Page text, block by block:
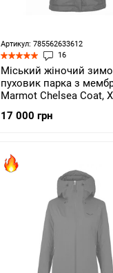
Артикул: 785562633612
16
Міський жіночий
пуховик парка з
Marmot Chelsea Coat,
17 000 грн